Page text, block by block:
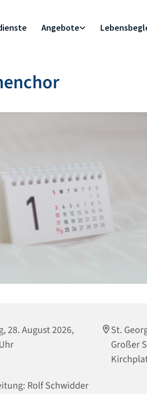
Angebote
28. August 2026,
St.
Großer
Rolf Schwidder